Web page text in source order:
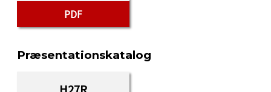
PDF
Præsentationskatalog